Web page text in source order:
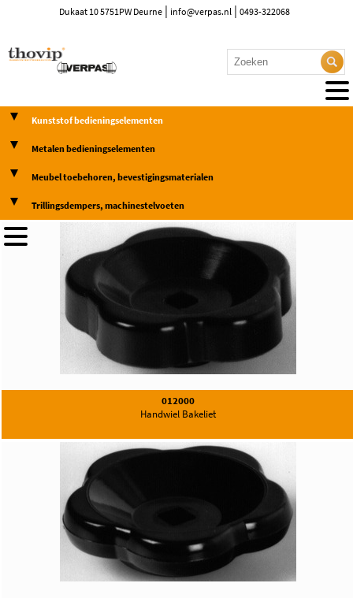
Dukaat 10 5751PW Deurne| info@verpas.nl| 0493-322068
Kunststof bedieningselementen
Metalen bedieningselementen
Meubel toebehoren, bevestigingsmaterialen
Trillingsdempers, machinestelvoeten
012000
Handwiel Bakeliet